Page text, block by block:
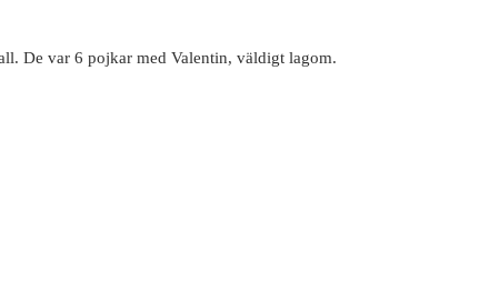
De var 6 pojkar med Valentin, väldigt lagom.